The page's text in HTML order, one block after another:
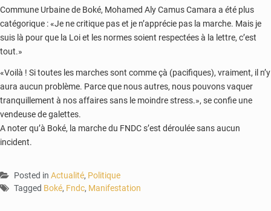
Commune Urbaine de Boké, Mohamed Aly Camus Camara a été plus
catégorique : «Je ne critique pas et je n’apprécie pas la marche. Mais je
suis là pour que la Loi et les normes soient respectées à la lettre, c’est
tout.»
«Voilà ! Si toutes les marches sont comme çà (pacifiques), vraiment, il n’y
aura aucun problème. Parce que nous autres, nous pouvons vaquer
tranquillement à nos affaires sans le moindre stress.», se confie une
vendeuse de galettes.
A noter qu’à Boké, la marche du FNDC s’est déroulée sans aucun
incident.
Posted in Actualité, Politique
Tagged Boké, Fndc, Manifestation